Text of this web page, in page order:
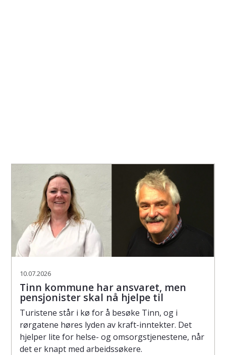
10.07.2026
Tinn kommune har ansvaret, men
pensjonister skal nå hjelpe til
Turistene står i kø for å besøke Tinn, og i
rørgatene høres lyden av kraft-inntekter. Det
hjelper lite for helse- og omsorgstjenestene, når
det er knapt med arbeidssøkere.